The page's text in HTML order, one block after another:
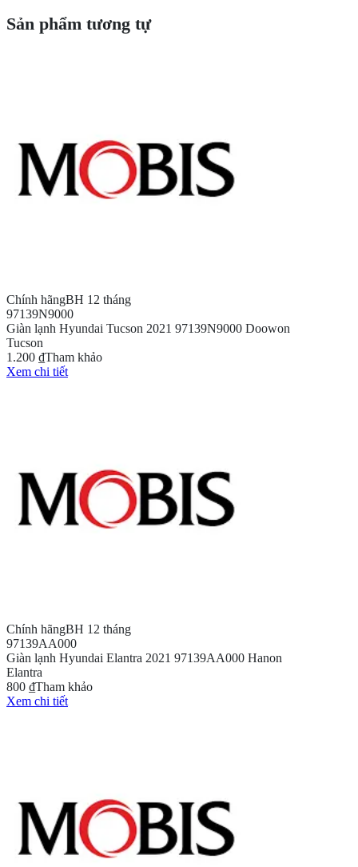
Sản phẩm tương tự
Chính hãngBH 12 tháng
97139N9000
Giàn lạnh Hyundai Tucson 2021 97139N9000 Doowon
Tucson
1.200 ₫Tham khảo
Xem chi tiết
Chính hãngBH 12 tháng
97139AA000
Giàn lạnh Hyundai Elantra 2021 97139AA000 Hanon
Elantra
800 ₫Tham khảo
Xem chi tiết